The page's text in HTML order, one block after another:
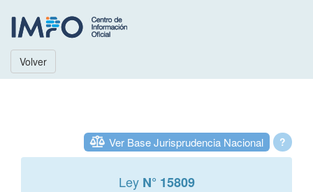
Volver
?
Ver Base Jurisprudencia Nacional
Ley N° 15809